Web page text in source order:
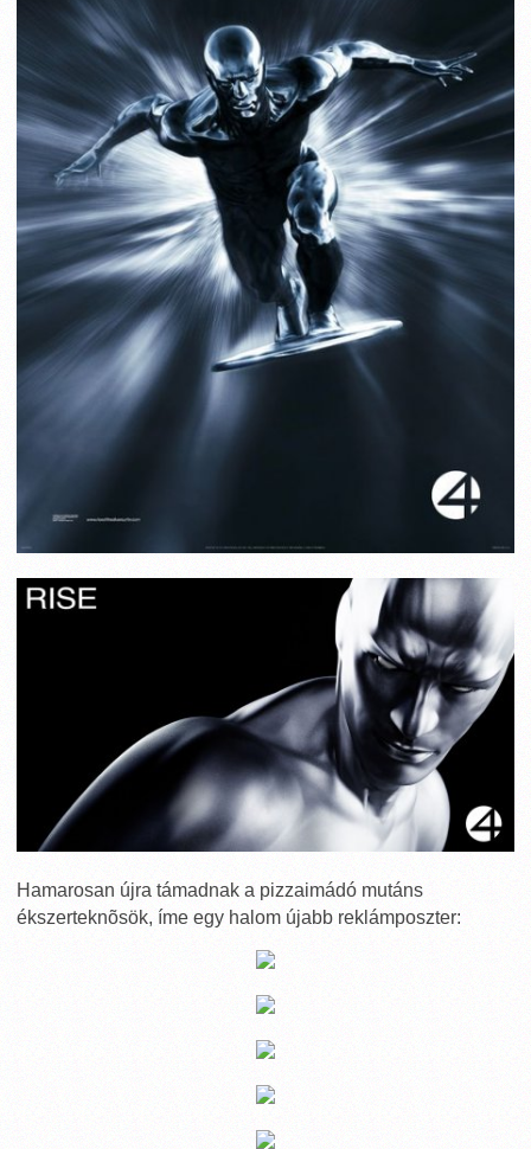
Hamarosan újra támadnak a pizzaimádó mutáns
ékszerteknõsök, íme egy halom újabb reklámposzter: